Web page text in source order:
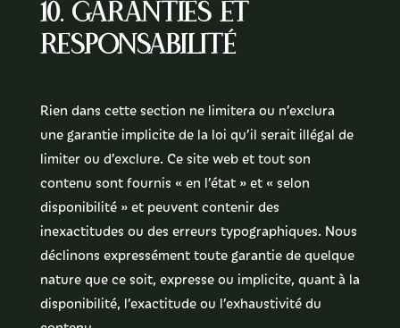
10. Garanties et
responsabilité
Rien dans cette section ne limitera ou n’exclura
une garantie implicite de la loi qu’il serait illégal de
limiter ou d’exclure. Ce site web et tout son
contenu sont fournis « en l’état » et « selon
disponibilité » et peuvent contenir des
inexactitudes ou des erreurs typographiques. Nous
déclinons expressément toute garantie de quelque
nature que ce soit, expresse ou implicite, quant à la
disponibilité, l’exactitude ou l’exhaustivité du